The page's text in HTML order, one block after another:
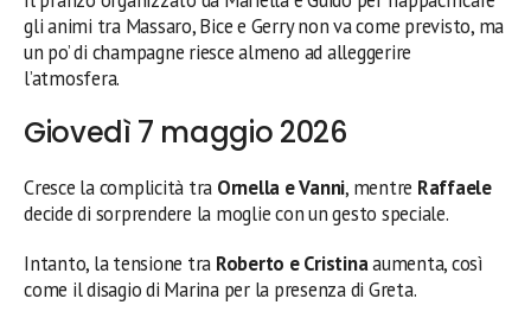
gli animi tra Massaro, Bice e Gerry non va come previsto, ma
un po’ di champagne riesce almeno ad alleggerire
l’atmosfera.
Giovedì 7 maggio 2026
Cresce la complicità tra Ornella e Vanni, mentre Raffaele
decide di sorprendere la moglie con un gesto speciale.
Intanto, la tensione tra Roberto e Cristinaaumenta, così
come il disagio di Marina per la presenza di Greta.